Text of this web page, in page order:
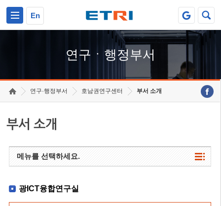
En
연구ㆍ행정부서
연구·행정부서 호남권연구센터 부서 소개
부서 소개
메뉴를 선택하세요.
광ICT융합연구실